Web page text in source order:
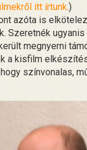
itt írtunk.)
azóta is
Szeretnék
megnyerni
a kisfilm
színvonalas,